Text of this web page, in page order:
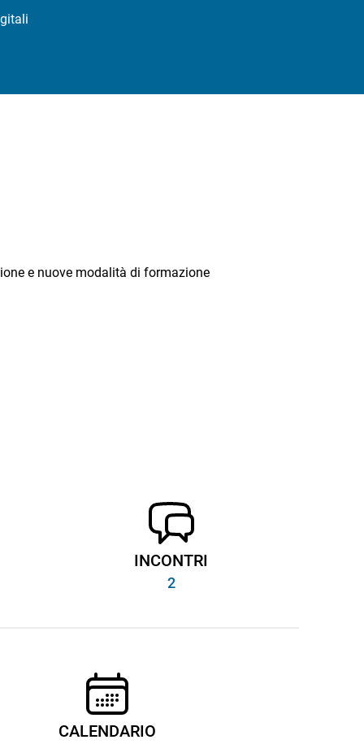
e nuove modalità di formazione
INCONTRI
2
CALENDARIO